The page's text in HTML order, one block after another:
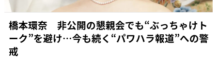
橋本環奈 非公開の懇親会でも“ぶっちゃけト
ーク”を避け…今も続く“パワハラ報道”への警
戒